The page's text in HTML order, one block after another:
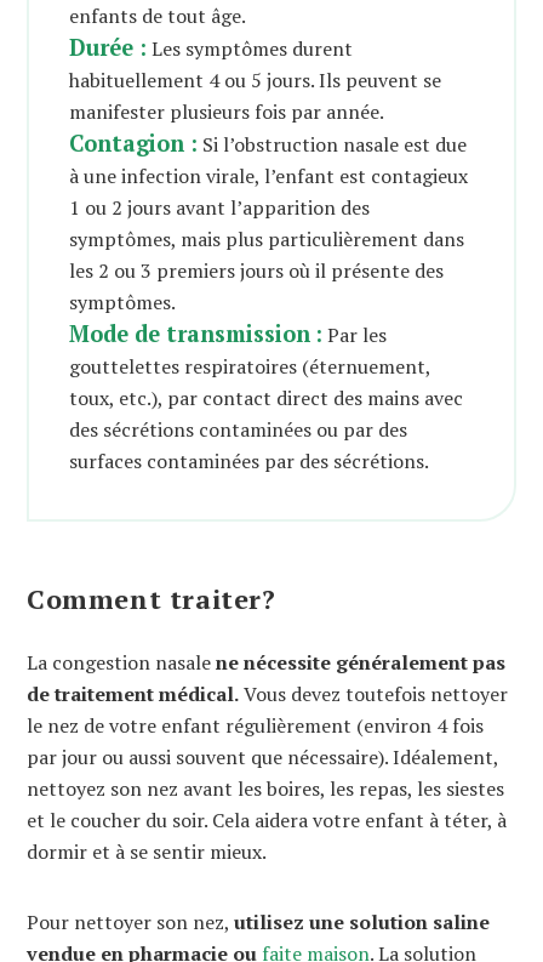
enfants de tout âge.
Durée : Les symptômes durent
habituellement 4 ou 5 jours. Ils peuvent se
manifester plusieurs fois par année.
Contagion : Si l’obstruction nasale est due
à une infection virale, l’enfant est contagieux
1 ou 2 jours avant l’apparition des
symptômes, mais plus particulièrement dans
les 2 ou 3 premiers jours où il présente des
symptômes.
Mode de transmission : Par les
gouttelettes respiratoires (éternuement,
toux, etc.), par contact direct des mains avec
des sécrétions contaminées ou par des
surfaces contaminées par des sécrétions.
Comment traiter?
La congestion nasalene nécessite généralement pas
de traitement médical.Vous devez toutefois nettoyer
le nez de votre enfant régulièrement (environ 4 fois
par jour ou aussi souvent que nécessaire). Idéalement,
nettoyez son nez avant les boires, les repas, les siestes
et le coucher du soir. Cela aidera votre enfant à téter, à
dormir et à se sentir mieux.
Pour nettoyer son nez, utilisez une solution saline
vendue en pharmacie ou faite maison. La solution